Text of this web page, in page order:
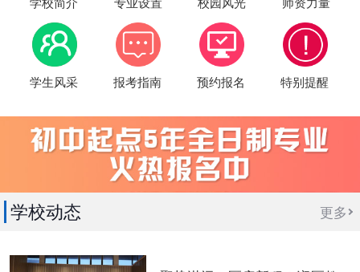
学生风采 报考指南 预约报名 特别提醒
学校动态 更多